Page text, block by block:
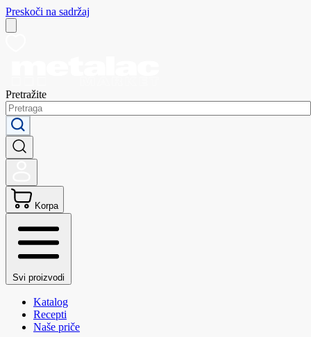
Preskoči na sadržaj
Pretražite
Korpa
Svi proizvodi
Katalog
Recepti
Naše priče